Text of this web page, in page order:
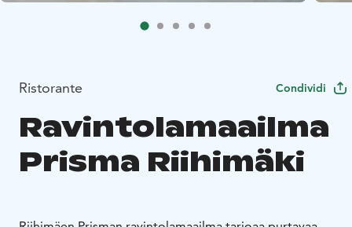
Ristorante Condividi
Ravintolamaailma
Prisma Riihimäki